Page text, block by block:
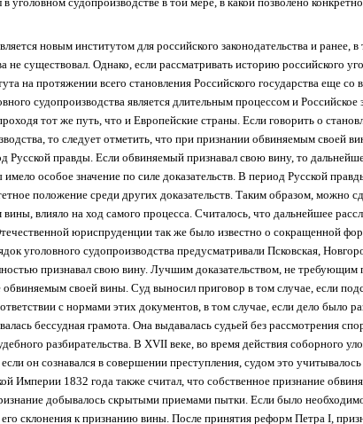
новым институтом для российского законодательства и ранее, в
не существовал. Однако, если рассматривать историю российского
на протяжении всего становления Российского государства еще со
судопроизводства является длительным процессом и Российское
тот же путь, что и Европейские страны. Если говорить о
то следует отметить, что при признании обвиняемым своей
Русской правды. Если обвиняемый признавал свою вину, то
особое значение по силе доказательств. В период Русской
положение среди других доказательств. Таким образом, можно
влияло на ход самого процесса. Считалось, что дальнейшее
юриспруденции так же было известно о сокращенной
уголовного судопроизводства предусматривали Псковская,
признавал свою вину. Лучшим доказательством, не требующим
обвиняемым своей вины. Суд выносил приговор в том случае, если
с нормами этих документов, в том случае, если дело было
бессудная грамота. Она выдавалась судьей без рассмотрения
разбирательства. В XVII веке, во время действия соборного
он сознавался в совершении преступления, судом это
Империи 1832 года также считал, что собственное признание
добывалось скрытыми приемами пытки. Если было
склонения к признанию вины. После принятия реформ Петра I,